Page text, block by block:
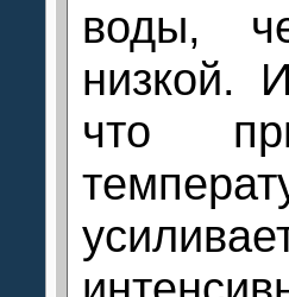
воды,
низкой.
что